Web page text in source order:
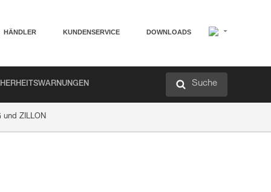
HÄNDLER KUNDENSERVICE DOWNLOADS
Suche
und ZILLON